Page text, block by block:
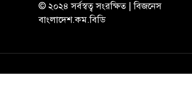
© ২০২৪ সর্বস্বত্ব সংরক্ষিত | বিজনেস
বাংলাদেশ.কম.বিডি